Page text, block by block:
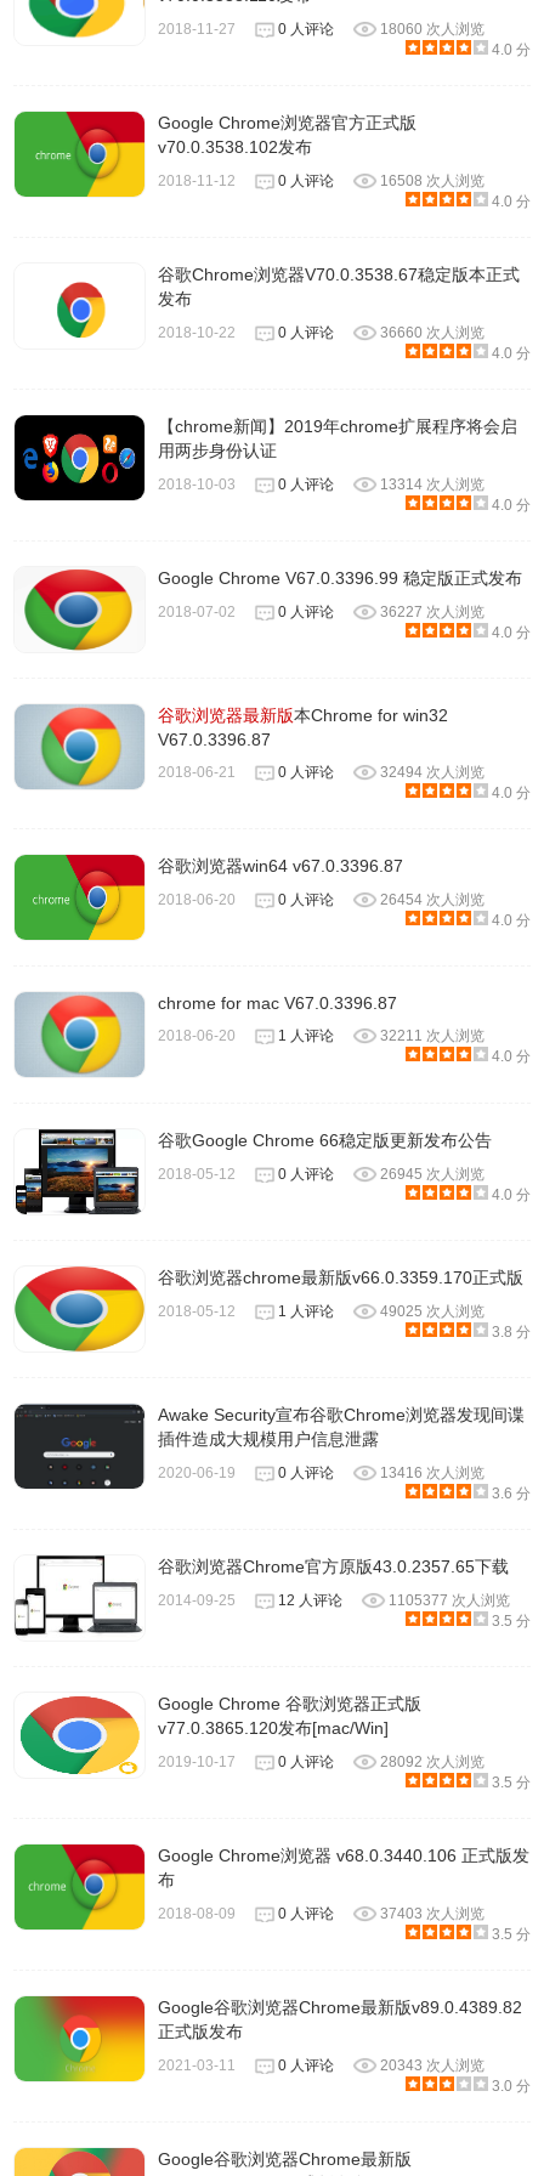
2018-11-27 0 人评论
18060 次人浏览
4.0 分
Google Chrome浏览器官方正式版
v70.0.3538.102发布
2018-11-12 0 人评论
16508 次人浏览
4.0 分
谷歌Chrome浏览器V70.0.3538.67稳定版本正式
发布
2018-10-22 0 人评论
36660 次人浏览
4.0 分
【chrome新闻】2019年chrome扩展程序将会启
用两步身份认证
2018-10-03 0 人评论
13314 次人浏览
4.0 分
Google Chrome V67.0.3396.99 稳定版正式发布
2018-07-02 0 人评论
36227 次人浏览
4.0 分
谷歌浏览器最新版本Chrome for win32
V67.0.3396.87
2018-06-21 0 人评论
32494 次人浏览
4.0 分
谷歌浏览器win64 v67.0.3396.87
2018-06-20 0 人评论
26454 次人浏览
4.0 分
chrome for mac V67.0.3396.87
2018-06-20 1 人评论
32211 次人浏览
4.0 分
谷歌Google Chrome 66稳定版更新发布公告
2018-05-12 0 人评论
26945 次人浏览
4.0 分
谷歌浏览器chrome最新版v66.0.3359.170正式版
2018-05-12 1 人评论
49025 次人浏览
3.8 分
Awake Security宣布谷歌Chrome浏览器发现间谍
插件造成大规模用户信息泄露
2020-06-19 0 人评论
13416 次人浏览
3.6 分
谷歌浏览器Chrome官方原版43.0.2357.65下载
2014-09-25 12 人评论
1105377 次人浏览
3.5 分
Google Chrome 谷歌浏览器正式版
v77.0.3865.120发布[mac/Win]
2019-10-17 0 人评论
28092 次人浏览
3.5 分
Google Chrome浏览器 v68.0.3440.106 正式版发
布
2018-08-09 0 人评论
37403 次人浏览
3.5 分
Google谷歌浏览器Chrome最新版v89.0.4389.82
正式版发布
2021-03-11 0 人评论
20343 次人浏览
3.0 分
Google谷歌浏览器Chrome最新版